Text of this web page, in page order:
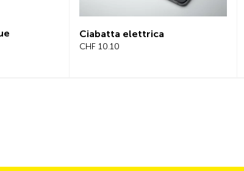
Ciabatta elettrica
CHF 10.10